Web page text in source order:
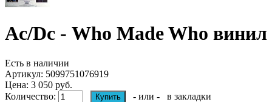
Aс/Dс - Who Made Who винил
Есть в наличии
Артикул: 5099751076919
Цена: 3 050 руб.
Количество:
- или -
в закладки